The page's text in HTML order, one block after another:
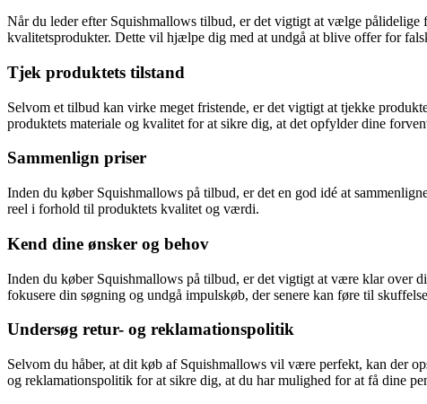
Når du leder efter Squishmallows tilbud, er det vigtigt at vælge
kvalitetsprodukter. Dette vil hjælpe dig med at undgå at blive offer for
Tjek produktets tilstand
Selvom et tilbud kan virke meget fristende, er det vigtigt at tjekke
produktets materiale og kvalitet for at sikre dig, at det opfylder dine
Sammenlign priser
Inden du køber Squishmallows på tilbud, er det en god idé at
reel i forhold til produktets kvalitet og værdi.
Kend dine ønsker og behov
Inden du køber Squishmallows på tilbud, er det vigtigt at være klar over
fokusere din søgning og undgå impulskøb, der senere kan føre til
Undersøg retur- og reklamationspolitik
Selvom du håber, at dit køb af Squishmallows vil være perfekt, kan der
og reklamationspolitik for at sikre dig, at du har mulighed for at få dine